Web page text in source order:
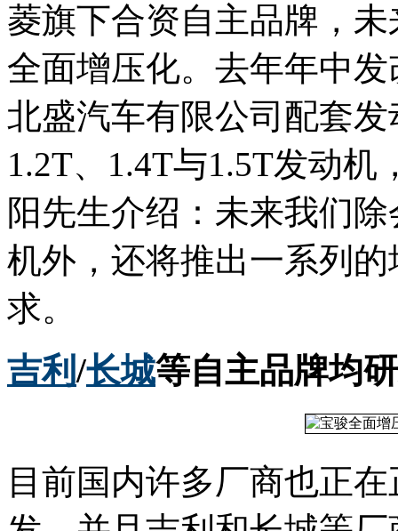
菱旗下合资自主品牌，
全面增压化。去年年中
北盛汽车有限公司配套
1.2T、1.4T与1.5T发动
阳先生介绍：未来我们
机外，还将推出一系列
求。
吉利 /长城等自主品牌均
目前国内许多厂商也正